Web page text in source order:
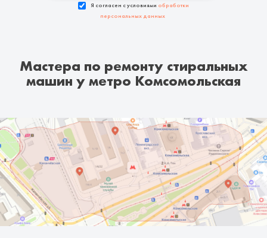
Я согласен с условиями обработки
персональных данных
Мастера по ремонту стиральных
машин у метро Комсомольская